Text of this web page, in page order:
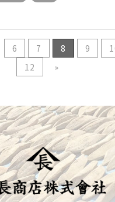
6 7 8 9
12
»